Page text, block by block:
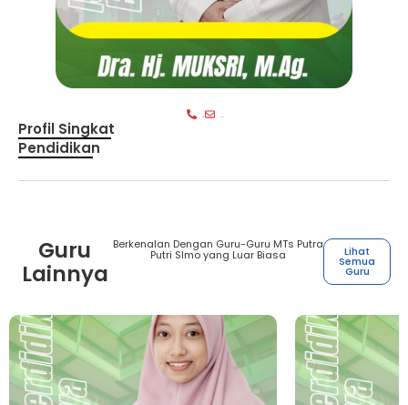
. .
Profil Singkat
Pendidikan
Guru
Lainnya
Berkenalan Dengan Guru-Guru MTs Putra
Putri SImo yang Luar Biasa Lihat
Semua
Guru